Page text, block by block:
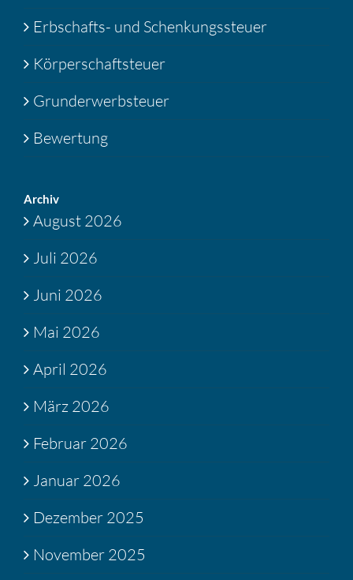
Erbschafts- und Schenkungssteuer
Körperschaftsteuer
Grunderwerbsteuer
Bewertung
Archiv
August 2026
Juli 2026
Juni 2026
Mai 2026
April 2026
März 2026
Februar 2026
Januar 2026
Dezember 2025
November 2025